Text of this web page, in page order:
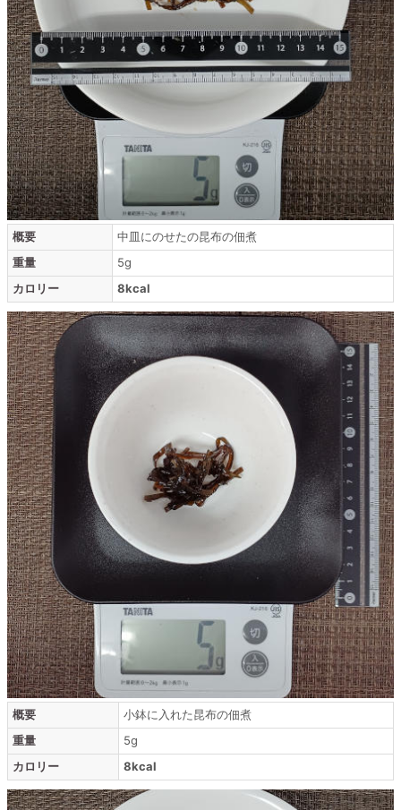
概要
中皿にのせたの昆布の佃煮
重量
5g
カロリー
8kcal
概要
小鉢に入れた昆布の佃煮
重量
5g
カロリー
8kcal